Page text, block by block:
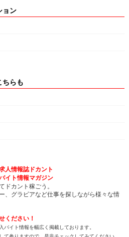
イト情報マガジン
ドカント稼ごう。
グラビアなど仕事を探しながら様々な情
ださい！
イト情報を幅広く掲載しております。
参りますので、是非チェックしてみてください。
働き方・目的に合わせて高収入バイトを検索してい